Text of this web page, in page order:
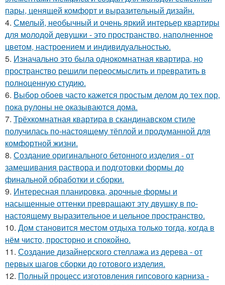
пары, ценящей комфорт и выразительный дизайн.
4. Смелый, необычный и очень яркий интерьер квартиры
для молодой девушки - это пространство, наполненное
цветом, настроением и индивидуальностью.
5. Изначально это была однокомнатная квартира, но
пространство решили переосмыслить и превратить в
полноценную студию.
6. Выбор обоев часто кажется простым делом до тех пор,
пока рулоны не оказываются дома.
7. Трёхкомнатная квартира в скандинавском стиле
получилась по-настоящему тёплой и продуманной для
комфортной жизни.
8. Создание оригинального бетонного изделия - от
замешивания раствора и подготовки формы до
финальной обработки и сборки.
9. Интересная планировка, арочные формы и
насыщенные оттенки превращают эту двушку в по-
настоящему выразительное и цельное пространство.
10. Дом становится местом отдыха только тогда, когда в
нём чисто, просторно и спокойно.
11. Создание дизайнерского стеллажа из дерева - от
первых шагов сборки до готового изделия.
12. Полный процесс изготовления гипсового карниза -